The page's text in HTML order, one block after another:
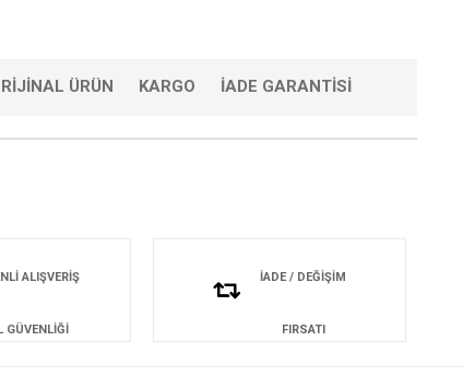
ÜRÜN KARGO İADE GARANTISI
ALIŞVERİŞ
GÜVENLİĞİ
İADE / DEĞİŞİM
FIRSATI